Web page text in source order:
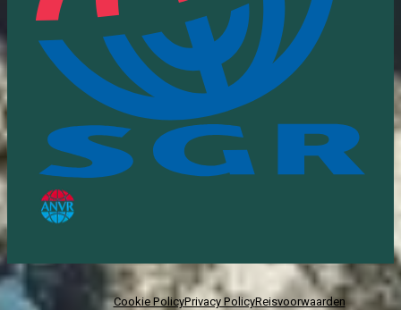
Cookie PolicyPrivacy PolicyReisvoorwaarden